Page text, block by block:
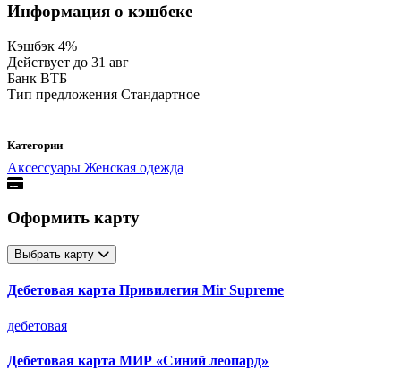
Информация о кэшбеке
Кэшбэк 4%
Действует до 31 авг
Банк ВТБ
Тип предложения Стандартное
Категории
Аксессуары Женская одежда
Оформить карту
Выбрать карту
Дебетовая карта Привилегия Mir Supreme
дебетовая
Дебетовая карта МИР «Синий леопард»